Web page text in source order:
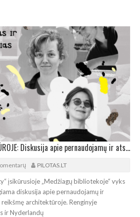
TVARUMAS ARCHITEKTŪROJE: Diskusija apie pernaudojamų ir atsinaujinančių medžiagų reikšmę
PILOTAS.LT
įsikūrusioje „Medžiagų bibliotekoje“ vyks
diskusija apie pernaudojamų ir
architektūroje. Renginyje
ir Nyderlandų